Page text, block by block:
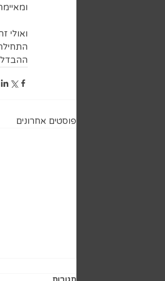
ואולי
ההבדל
פוסטים אחרונים